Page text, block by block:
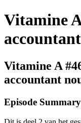
Vitamine
Vitamine A
accountant
Episode Summary